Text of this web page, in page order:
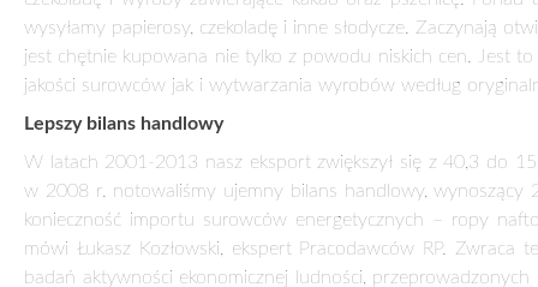
Zamów prenumeratę:
Cały tekst dostępny w wersji papierowej
eKiosk
PODOBNE ARTYKUŁY